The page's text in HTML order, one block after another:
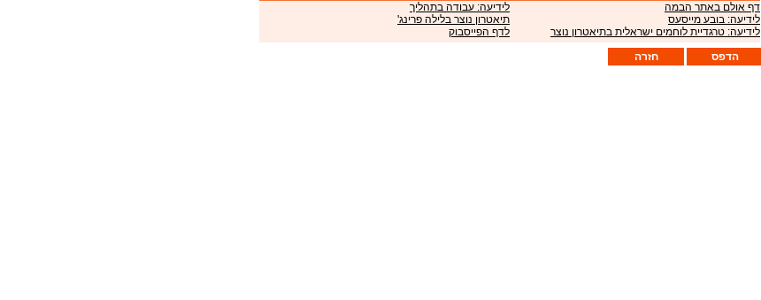
דף אולם באתר הבמה
לידיעה: עבודה בתהליך
לידיעה: בובע מייסעס
תיאטרון נוצר בלילה פרינג'
לידיעה: טרגדיית לוחמים ישראלית בתיאטרון נוצר
לדף הפייסבוק
חזרה
הדפס